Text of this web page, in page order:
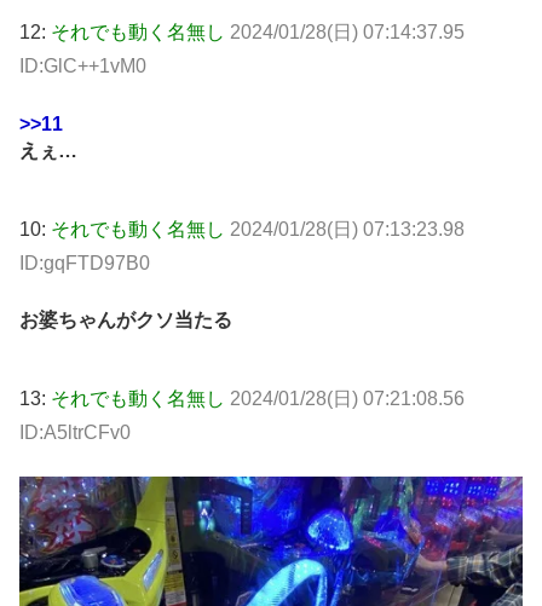
12: それでも動く名無し 2024/01/28(日) 07:14:37.95
ID:GlC++1vM0
>>11
えぇ…
10: それでも動く名無し 2024/01/28(日) 07:13:23.98
ID:gqFTD97B0
お婆ちゃんがクソ当たる
13: それでも動く名無し 2024/01/28(日) 07:21:08.56
ID:A5ltrCFv0